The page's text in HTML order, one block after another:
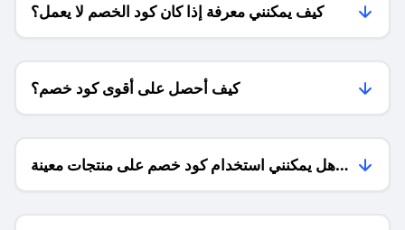
كيف يمكنني معرفة إذا كان كود الخصم لا يعمل؟
كيف أحصل على أقوى كود خصم؟
هل يمكنني استخدام كود خصم على منتجات معينة
فقط؟